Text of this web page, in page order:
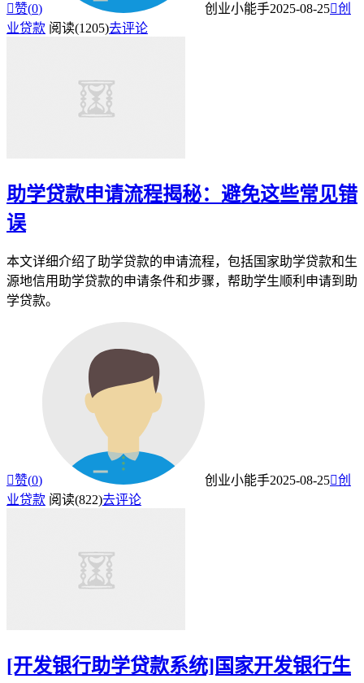
赞(0) 创业小能手2025-08-25创
业贷款 阅读(1205)去评论
助学贷款申请流程揭秘：避免这些常见错
误
本文详细介绍了助学贷款的申请流程，包括国家助学贷款和生
源地信用助学贷款的申请条件和步骤，帮助学生顺利申请到助
学贷款。
赞(0) 创业小能手2025-08-25创
业贷款 阅读(822)去评论
[开发银行助学贷款系统]国家开发银行生